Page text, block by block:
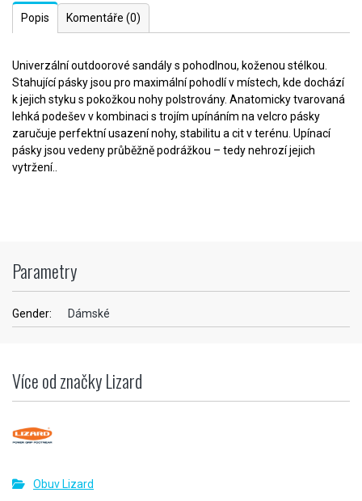
Popis Komentáře (0)
Univerzální outdoorové sandály s pohodlnou, koženou stélkou.
Stahující pásky jsou pro maximální pohodlí v místech, kde dochází
k jejich styku s pokožkou nohy polstrovány. Anatomicky tvarovaná
lehká podešev v kombinaci s trojím upínáním na velcro pásky
zaručuje perfektní usazení nohy, stabilitu a cit v terénu. Upínací
pásky jsou vedeny průběžně podrážkou – tedy nehrozí jejich
vytržení..
Parametry
Gender: Dámské
Více od značky Lizard
Obuv Lizard